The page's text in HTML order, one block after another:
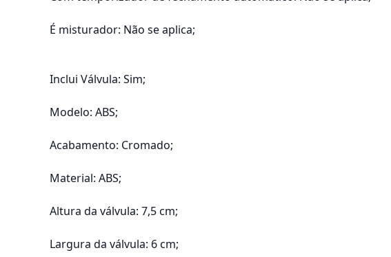
É misturador: Não se aplica;
Inclui Válvula: Sim;
Modelo: ABS;
Acabamento: Cromado;
Material: ABS;
Altura da válvula: 7,5 cm;
Largura da válvula: 6 cm;